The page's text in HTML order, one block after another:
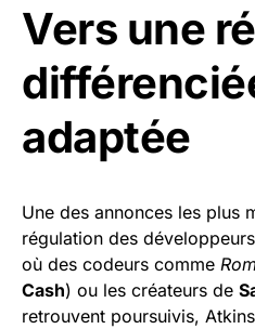
Vers une
adaptée
Une des annonces les plus
régulation des
où des codeurs comme
Cash) ou les créateurs de
retrouvent poursuivis,